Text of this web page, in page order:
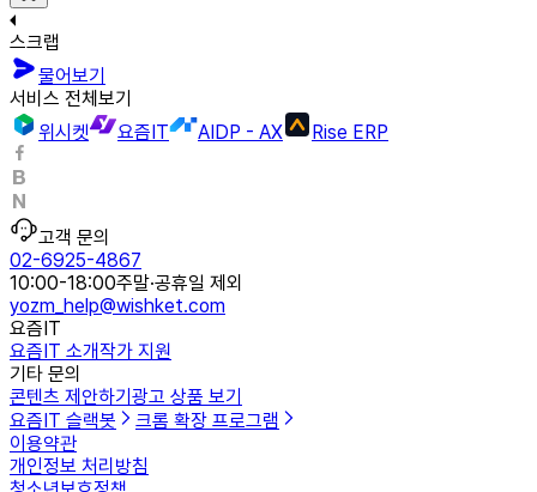
스크랩
물어보기
서비스 전체보기
위시켓
요즘IT AIDP - AX Rise ERP
고객 문의
02-6925-4867
10:00-18:00주말·공휴일 제외
yozm_help@wishket.com
요즘IT
요즘IT 소개작가 지원
기타 문의
콘텐츠 제안하기 광고 상품 보기
요즘IT 슬랙봇
크롬 확장 프로그램
이용약관
개인정보 처리방침